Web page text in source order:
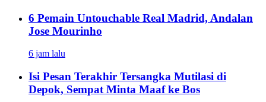
6 Pemain Untouchable Real Madrid, Andalan
Jose Mourinho
6 jam lalu
Isi Pesan Terakhir Tersangka Mutilasi di
Depok, Sempat Minta Maaf ke Bos